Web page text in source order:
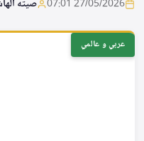
27/05/2026 07:01 صيته
عربي و عالمي